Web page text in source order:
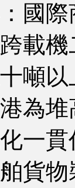
際
載
噸
為
一
貨